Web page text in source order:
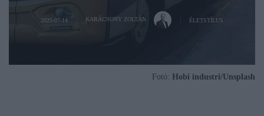
2025-07-14 KARÁCSONY ZOLTÁN ÉLETSTÍLUS
Fotó: Hobi industri/Unsplash